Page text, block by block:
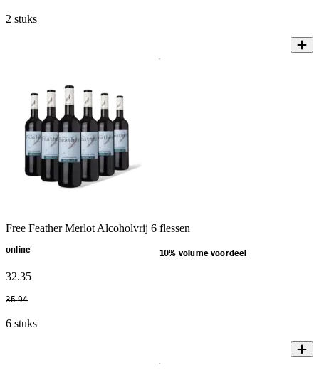
2 stuks
Free Feather Merlot Alcoholvrij 6 flessen
online 10% volume voordeel
32.35
35.94
6 stuks